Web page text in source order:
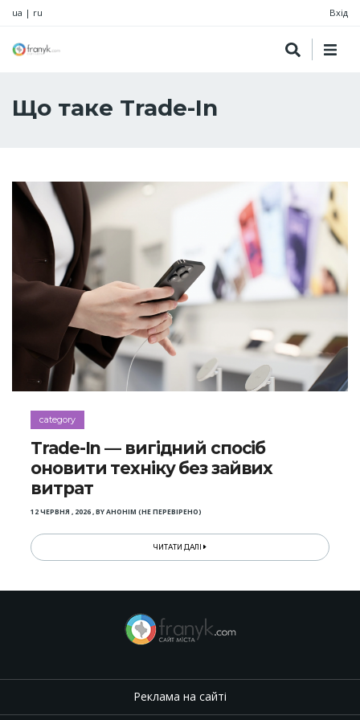
ua | ru Вхід
Що таке Trade-In
category
Trade-In — вигідний спосіб
оновити техніку без зайвих
витрат
12 ЧЕРВНЯ , 2026,BYАНОНІМ (НЕ ПЕРЕВІРЕНО)
ЧИТАТИ ДАЛІ
Реклама на сайті